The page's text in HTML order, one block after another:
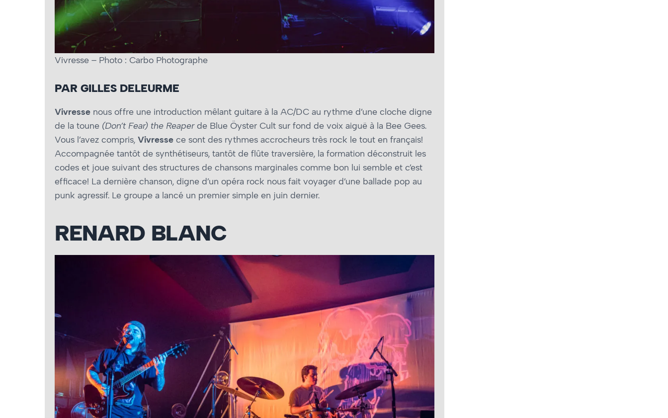
Vivresse – Photo : Carbo Photographe
PAR GILLES DELEURME
Vivresse nous offre une introduction mêlant guitare à la AC/DC au rythme d’une cloche digne
de la toune (Don’t Fear) the Reaperde Blue Öyster Cult sur fond de voix aiguë à la Bee Gees.
Vous l’avez compris, Vivresse ce sont des rythmes accrocheurs très rock le tout en français!
Accompagnée tantôt de synthétiseurs, tantôt de flûte traversière, la formation déconstruit les
codes et joue suivant des structures de chansons marginales comme bon lui semble et c’est
efficace! La dernière chanson, digne d’un opéra rock nous fait voyager d’une ballade pop au
punk agressif. Le groupe a lancé un premier simple en juin dernier.
RENARD BLANC